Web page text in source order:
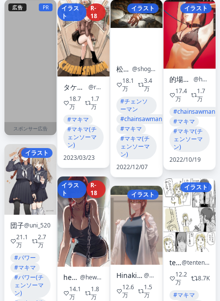
広告 PR
スポンサー広告
イラスト
団子@uni_520
21.1
万
2.7
万
#パワー
#マキマ
#パワー(チ
ェンソーマ
ン)
イラス
ト
R-
18
タケウチ リョースケ
@ryosuketarou
18.7
万
1.7
万
#マキマ
#マキマ(チ
ェンソーマ
ン)
2023/03/23
イラス
ト
R-
18
hews
@hews__
14.1
万
1.8
万
イラスト
松尾 省吾
@shogo_matsuo
18.1
万
3.4
万
#チェンソ
ーマン
#chainsawman
#マキマ
#マキマ(チ
ェンソーマ
ン)
2022/12/07
イラスト
Hinaki / 7서코 BA_43, 44
@Hinaki0102
12.6
万
1.5
万
イラスト
的場佑 Matoba Yu
@haneda2007
17.4
万
1.7
万
#chainsawman
#マキマ
#マキマ(チ
ェンソーマ
ン)
2022/10/19
イラスト
tenten
@tentenchan2525
12.2
万
8.7K
#マキマ